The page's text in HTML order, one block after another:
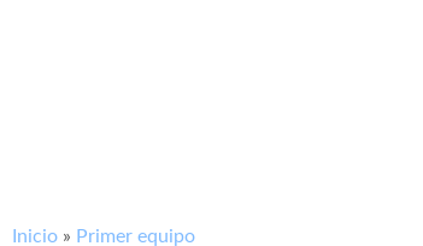
Inicio » Primer equipo